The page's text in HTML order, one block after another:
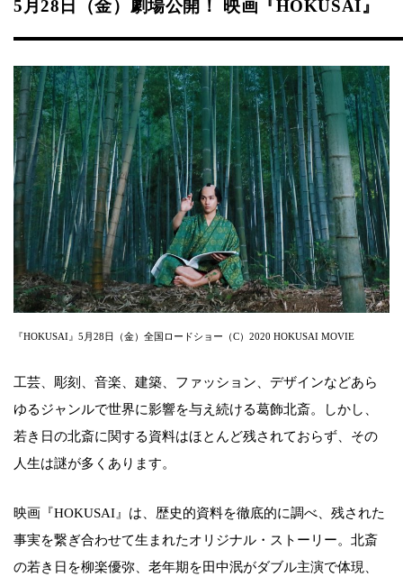
5月28日（金）劇場公開！ 映画『HOKUSAI』
『HOKUSAI』5月28日（金）全国ロードショー（C）2020 HOKUSAI MOVIE
工芸、彫刻、音楽、建築、ファッション、デザインなどあら
ゆるジャンルで世界に影響を与え続ける葛飾北斎。しかし、
若き日の北斎に関する資料はほとんど残されておらず、その
人生は謎が多くあります。
映画『HOKUSAI』は、歴史的資料を徹底的に調べ、残された
事実を繋ぎ合わせて生まれたオリジナル・ストーリー。北斎
の若き日を柳楽優弥、老年期を田中泯がダブル主演で体現、